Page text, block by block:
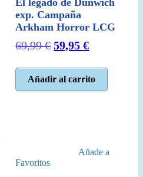
exp. Campaña
Arkham Horror LCG
69,99€ El
original
era:
59,95€El
actual
es:
Añadir al carrito
Añade a
Favoritos